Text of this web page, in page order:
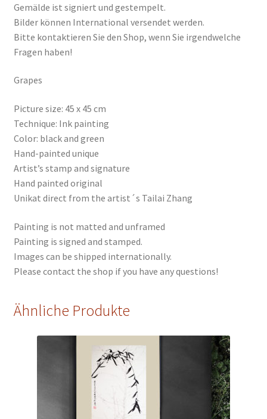
Gemälde ist signiert und gestempelt.
Bilder können International versendet werden.
Bitte kontaktieren Sie den Shop, wenn Sie irgendwelche
Fragen haben!
Grapes
Picture size: 45 x 45 cm
Technique: Ink painting
Color: black and green
Hand-painted unique
Artist’s stamp and signature
Hand painted original
Unikat direct from the artist´s Tailai Zhang
Painting is not matted and unframed
Painting is signed and stamped.
Images can be shipped internationally.
Please contact the shop if you have any questions!
Ähnliche Produkte